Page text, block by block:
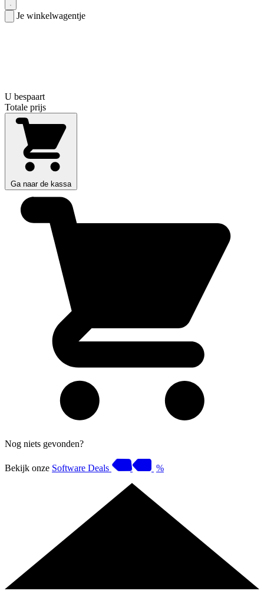
Je winkelwagentje
U bespaart
Totale prijs
Ga naar de kassa
Nog niets gevonden?
Bekijk onze Software Deals %